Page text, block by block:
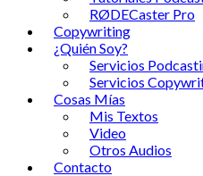
RØDECaster Pro
Copywriting
¿Quién Soy?
Servicios
Servicios
Cosas Mías
Mis Textos
Video
Otros Audios
Contacto